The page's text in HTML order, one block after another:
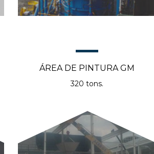
ÁREA DE PINTURA GM
320 tons.